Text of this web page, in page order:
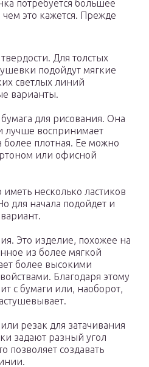
потребуется большее
это кажется. Прежде
Для толстых
подойдут мягкие
светлых линий
варианты.
для рисования. Она
лучше воспринимает
плотная. Ее можно
или офисной
несколько ластиков
для начала подойдет и
Это изделие, похожее на
из более мягкой
более высокими
Благодаря этому
с бумаги или, наоборот,
резак для затачивания
задают разный угол
позволяет создавать